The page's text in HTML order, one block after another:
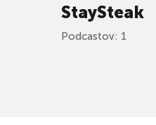
StaySteak
Podcastov: 1